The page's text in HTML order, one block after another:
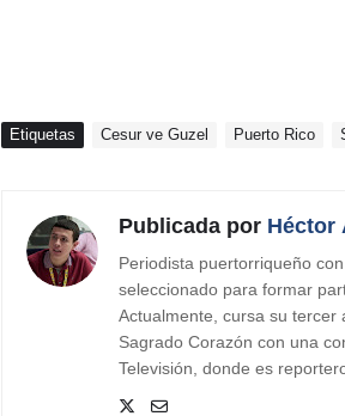
Etiquetas Cesur ve Guzel Puerto Rico
Publicada por Héctor
Periodista puertorriqueño
seleccionado para formar
Actualmente, cursa su tercer
Sagrado Corazón con una
Televisión, donde es